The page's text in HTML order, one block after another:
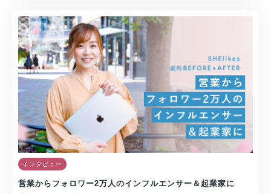
インタビュー
営業からフォロワー2万人のインフルエンサー＆起業家に